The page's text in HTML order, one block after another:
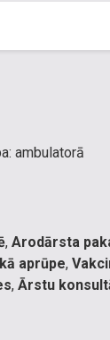
ambulatorā
, Arodārsta
aprūpe,
, Ārstu